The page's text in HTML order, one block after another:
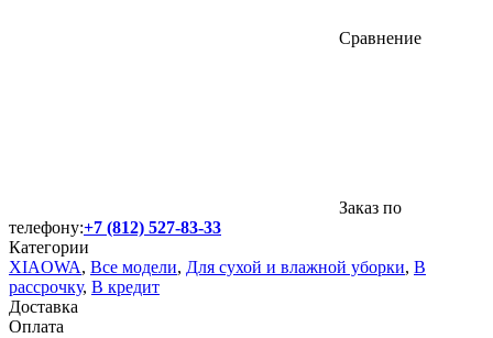
Сравнение
Заказ по
телефону:+7 (812) 527-83-33
Категории
XIAOWA, Все модели, Для сухой и влажной уборки, В
рассрочку, В кредит
Доставка
Оплата